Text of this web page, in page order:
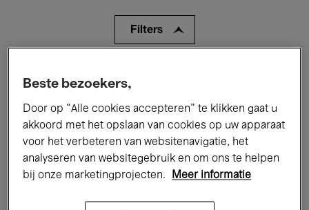
Filters
Tentoonstellingen Films
Performances Lezingen & Debatten
Jazz Klassieke Muziek Global Music
Elektronische Muziek
Beste bezoekers,
Door op “Alle cookies accepteren” te klikken gaat u
akkoord met het opslaan van cookies op uw apparaat
voor het verbeteren van websitenavigatie, het
analyseren van websitegebruik en om ons te helpen
bij onze marketingprojecten.
Meer informatie